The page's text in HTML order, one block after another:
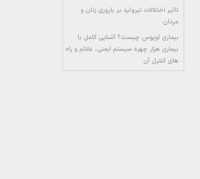
تاثیر اختلالات تیروئید بر باروری زنان و
مردان
بیماری لوپوس چیست؟ آشنایی کامل با
بیماری هزار چهره سیستم ایمنی، علائم و راه
های کنترل آن